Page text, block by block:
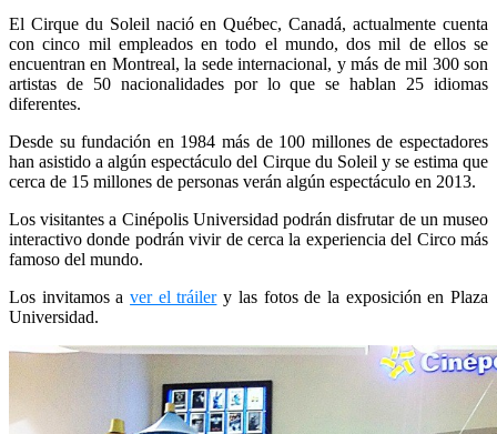
El Cirque du Soleil nació en Québec, Canadá, actualmente cuenta
con cinco mil empleados en todo el mundo, dos mil de ellos se
encuentran en Montreal, la sede internacional, y más de mil 300 son
artistas de 50 nacionalidades por lo que se hablan 25 idiomas
diferentes.
Desde su fundación en 1984 más de 100 millones de espectadores
han asistido a algún espectáculo del Cirque du Soleil y se estima que
cerca de 15 millones de personas verán algún espectáculo en 2013.
Los visitantes a Cinépolis Universidad podrán disfrutar de un museo
interactivo donde podrán vivir de cerca la experiencia del Circo más
famoso del mundo.
Los invitamos aver el tráilery las fotos de la exposición en Plaza
Universidad.